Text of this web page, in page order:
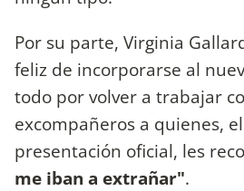
Por su parte, Virginia
feliz de incorporarse al
todo por volver a trabajar
excompañeros a quienes,
presentación oficial, les
me iban a extrañar".